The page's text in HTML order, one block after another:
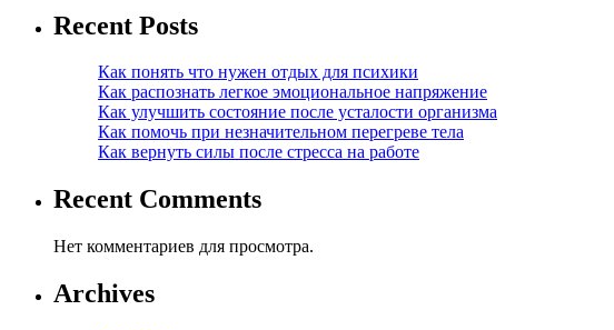
Recent Posts
Как понять что нужен отдых для психики
Как распознать легкое эмоциональное напряжение
Как улучшить состояние после усталости организма
Как помочь при незначительном перегреве тела
Как вернуть силы после стресса на работе
Recent Comments
Нет комментариев для просмотра.
Archives